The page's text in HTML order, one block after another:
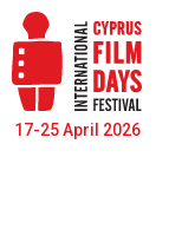
17-25 April 2026